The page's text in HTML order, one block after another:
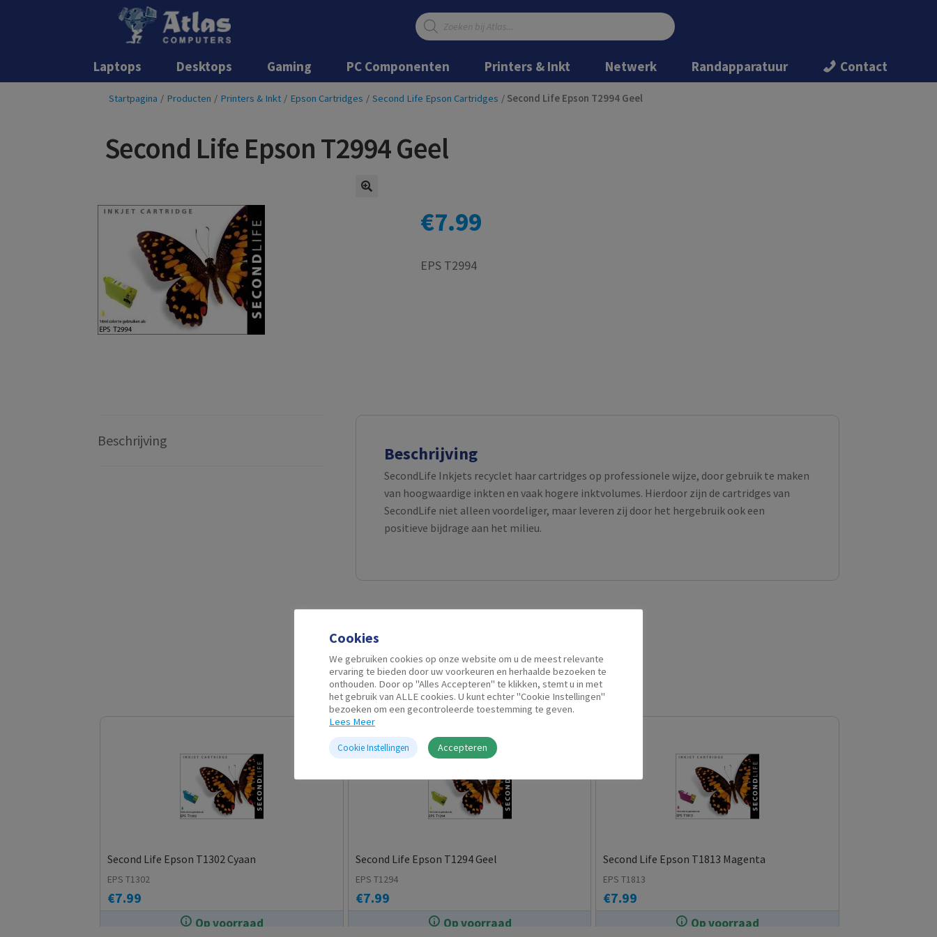
Ga
naar
navigatie
Ga
inhoud
Producten
zoeken
Laptops Desktops Gaming PC Componenten Printers & Inkt Netwerk Randapparatuur Contact
Startpagina / Producten / Printers & Inkt / Epson Cartridges / Second Life Epson Cartridges / Second Life Epson T2994 Geel
Second Life Epson T2994 Geel
€7.99
EPS T2994
Beschrijving
Beschrijving
SecondLife Inkjets recyclet haar cartridges op professionele wijze, door gebruik te maken
van hoogwaardige inkten en vaak hogere inktvolumes. Hierdoor zijn de cartridges van
SecondLife niet alleen voordeliger, maar leveren zij door het hergebruik ook een
positieve bijdrage aan het milieu.
Gerelateerde producten
Op voorraad
Second Life Epson T1302 Cyaan
€7.99
EPS T1302
Op voorraad
Second Life Epson T1294 Geel
€7.99
EPS T1294
Op voorraad
Second Life Epson T1813 Magenta
€7.99
EPS T1813
Cookies
We gebruiken cookies op onze website om u de meest relevante
ervaring te bieden door uw voorkeuren en herhaalde bezoeken te
onthouden. Door op "Alles Accepteren" te klikken, stemt u in met
het gebruik van ALLE cookies. U kunt echter "Cookie Instellingen"
bezoeken om een gecontroleerde toestemming te geven.
Lees Meer
Cookie Instellingen Accepteren